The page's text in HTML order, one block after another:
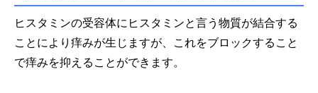
ヒスタミンの受容体にヒスタミンと言う物質が結合する
ことにより痒みが生じますが、これをブロックすること
で痒みを抑えることができます。